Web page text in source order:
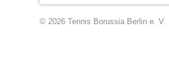
© 2026 Tennis Borussia Berlin e. V. |